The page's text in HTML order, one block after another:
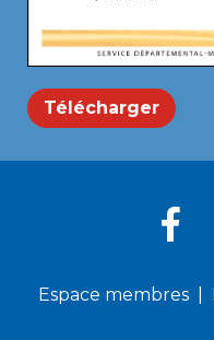
Télécharger
Espace membres